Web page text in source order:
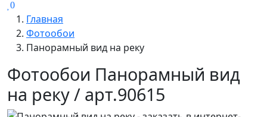
0
Главная
Фотообои
Панорамный вид на реку
Фотообои Панорамный вид
на реку / арт.90615